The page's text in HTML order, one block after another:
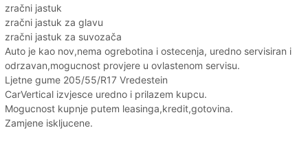
zračni jastuk
zračni jastuk za glavu
zračni jastuk za suvozača
Auto je kao nov,nema ogrebotina i ostecenja, uredno servisiran i
odrzavan,mogucnost provjere u ovlastenom servisu.
Ljetne gume 205/55/R17 Vredestein
CarVertical izvjesce uredno i prilazem kupcu.
Mogucnost kupnje putem leasinga,kredit,gotovina.
Zamjene iskljucene.